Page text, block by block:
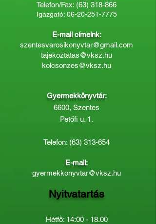
Telefon/Fax: (63) 318-866
Igazgató: 06-20-251-7775
E-mail címeink:
szentesvarosikonyvtar@gmail.com
tajekoztatas@vksz.hu
kolcsonzes@vksz.hu
Gyermekkönyvtár:
6600, Szentes
Petőfi u. 1.
Telefon: (63) 313-654
E-mail:
gyermekkonyvtar@vksz.hu
Nyitvatartás
Hétfő: 14:00 - 18.00